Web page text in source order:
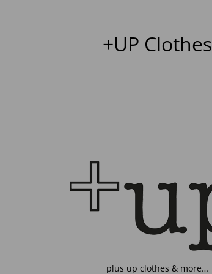
+UP Clothes
plus up clothes & more…